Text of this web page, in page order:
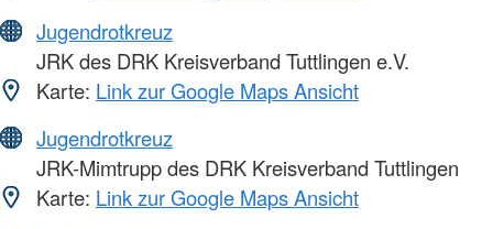
Jugendrotkreuz
JRK des DRK Kreisverband Tuttlingen e.V.
Karte: Link zur Google Maps Ansicht
Jugendrotkreuz
JRK-Mimtrupp des DRK Kreisverband Tuttlingen
Karte: Link zur Google Maps Ansicht